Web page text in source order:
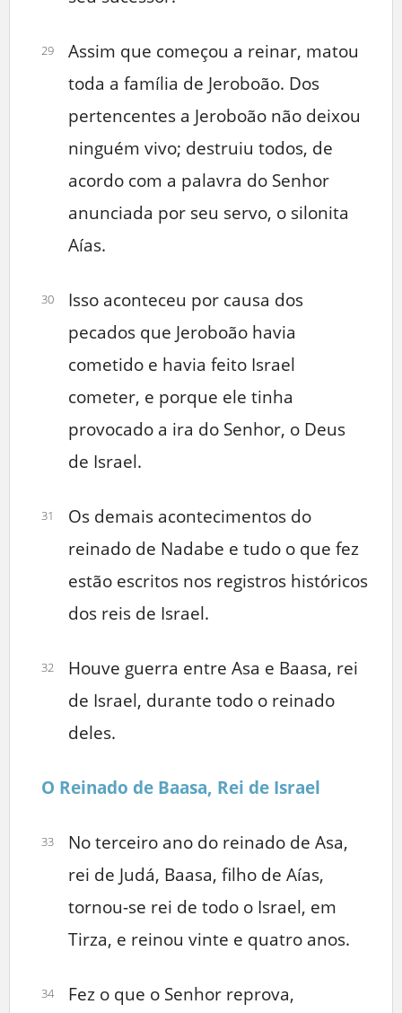
29
Assim que começou a reinar, matou
toda a família de Jeroboão. Dos
pertencentes a Jeroboão não deixou
ninguém vivo; destruiu todos, de
acordo com a palavra do Senhor
anunciada por seu servo, o silonita
Aías.
30
Isso aconteceu por causa dos
pecados que Jeroboão havia
cometido e havia feito Israel
cometer, e porque ele tinha
provocado a ira do Senhor, o Deus
de Israel.
31
Os demais acontecimentos do
reinado de Nadabe e tudo o que fez
estão escritos nos registros históricos
dos reis de Israel.
32
Houve guerra entre Asa e Baasa, rei
de Israel, durante todo o reinado
deles.
O Reinado de Baasa, Rei de Israel
33
No terceiro ano do reinado de Asa,
rei de Judá, Baasa, filho de Aías,
tornou-se rei de todo o Israel, em
Tirza, e reinou vinte e quatro anos.
34
Fez o que o Senhor reprova,